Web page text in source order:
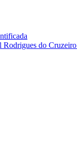
Rodrigues do Cruzeiro